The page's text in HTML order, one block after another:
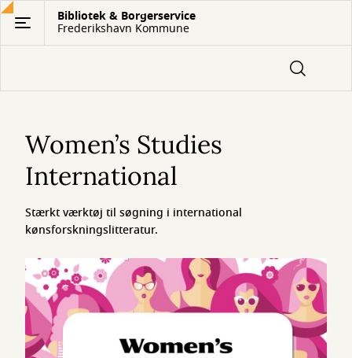
Gå
hovedindhold
Bibliotek & Borgerservice
Frederikshavn Kommune
Studies
International
Women’s Studies
International
Stærkt værktøj til søgning i international
kønsforskningslitteratur.